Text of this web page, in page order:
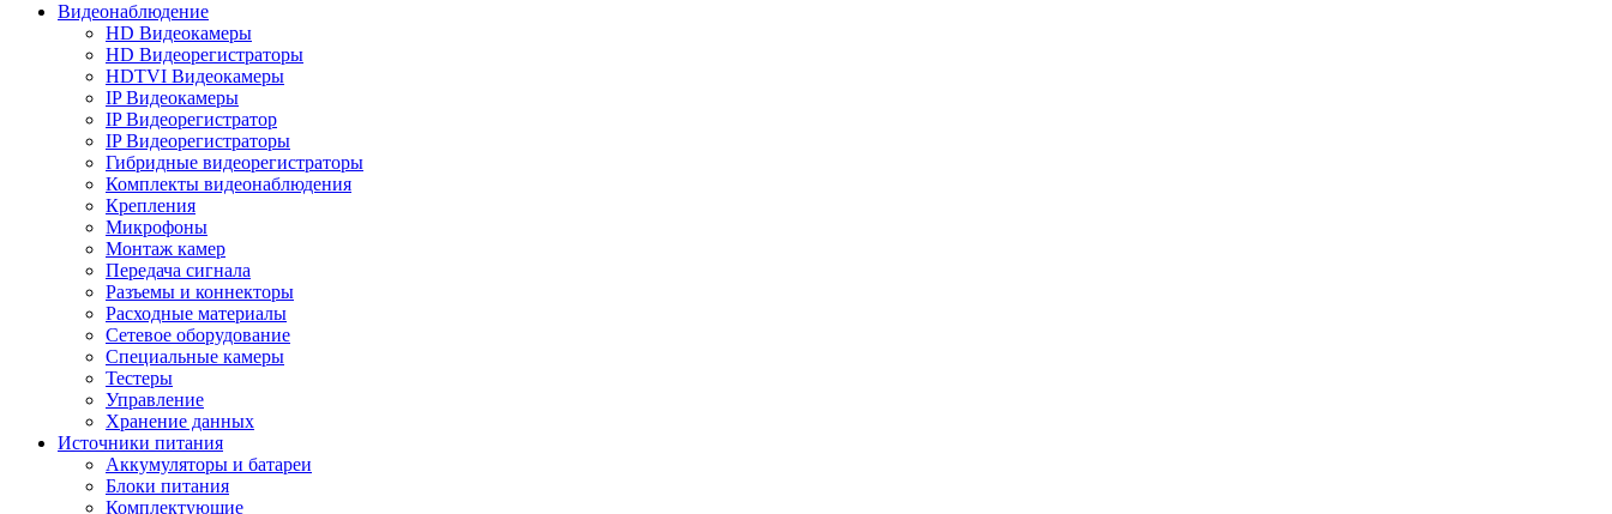
Видеонаблюдение
HD Видеокамеры
HD Видеорегистраторы
HDTVI Видеокамеры
IP Видеокамеры
IP Видеорегистратор
IP Видеорегистраторы
Гибридные видеорегистраторы
Комплекты видеонаблюдения
Крепления
Микрофоны
Монтаж камер
Передача сигнала
Разъемы и коннекторы
Расходные материалы
Сетевое оборудование
Специальные камеры
Тестеры
Управление
Хранение данных
Источники питания
Аккумуляторы и батареи
Блоки питания
Комплектующие